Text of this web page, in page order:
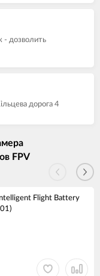
- дозволить
дорога 4
FPV
Flight Battery